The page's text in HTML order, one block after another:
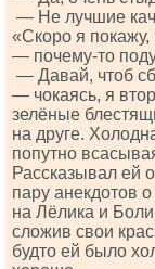
— Не лучшие
«Скоро я
— почему-то
— Давай, чтоб
— чокаясь, я
зелёные
на друге.
попутно
Рассказывал ей
пару анекдотов
на Лёлика и
сложив свои
будто ей было